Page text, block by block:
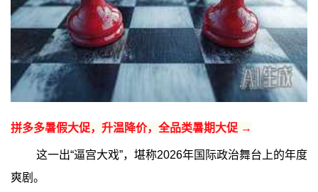
拼多多暑假大促，升温降价，全品类暑期大促 →
这一出“逼宫大戏”，堪称2026年国际政治舞台上的年度
爽剧。